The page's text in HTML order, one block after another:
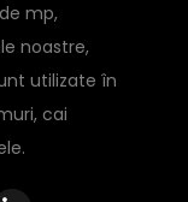
mp,
noastre,
utilizate în
cai